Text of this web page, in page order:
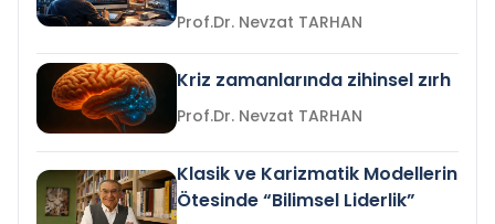
Prof.Dr. Nevzat TARHAN
Kriz zamanlarında zihinsel zırh
Prof.Dr. Nevzat TARHAN
Klasik ve Karizmatik Modellerin
Ötesinde “Bilimsel Liderlik”